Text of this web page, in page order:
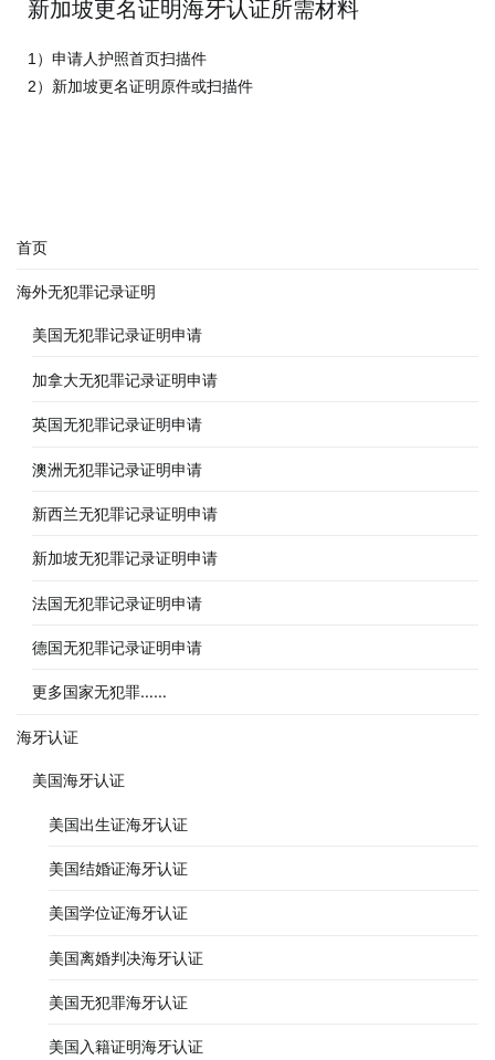
新加坡更名证明海牙认证所需材料
1）申请人护照首页扫描件
2）新加坡更名证明原件或扫描件
首页
海外无犯罪记录证明
美国无犯罪记录证明申请
加拿大无犯罪记录证明申请
英国无犯罪记录证明申请
澳洲无犯罪记录证明申请
新西兰无犯罪记录证明申请
新加坡无犯罪记录证明申请
法国无犯罪记录证明申请
德国无犯罪记录证明申请
更多国家无犯罪……
海牙认证
美国海牙认证
美国出生证海牙认证
美国结婚证海牙认证
美国学位证海牙认证
美国离婚判决海牙认证
美国无犯罪海牙认证
美国入籍证明海牙认证